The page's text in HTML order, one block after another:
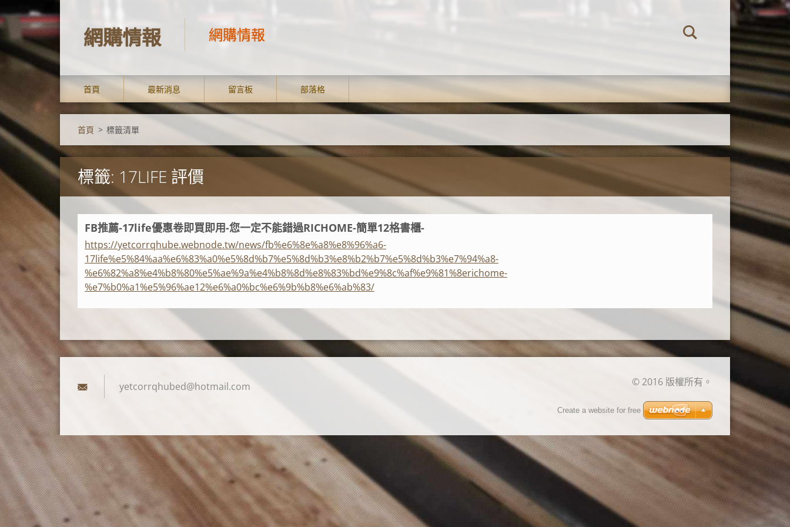
網購情報 網購情報
首頁 最新消息 留言板 部落格
首頁 > 標籤清單
標籤: 17LIFE 評價
FB推薦-17life優惠卷即買即用-您一定不能錯過RICHOME-簡單12格書櫃-
https://yetcorrqhube.webnode.tw/news/fb%e6%8e%a8%e8%96%a6-
17life%e5%84%aa%e6%83%a0%e5%8d%b7%e5%8d%b3%e8%b2%b7%e5%8d%b3%e7%94%a8-
%e6%82%a8%e4%b8%80%e5%ae%9a%e4%b8%8d%e8%83%bd%e9%8c%af%e9%81%8erichome-
%e7%b0%a1%e5%96%ae12%e6%a0%bc%e6%9b%b8%e6%ab%83/
yetcorrqhubed@hotmail.com © 2016 版權所有。
Create a website for free